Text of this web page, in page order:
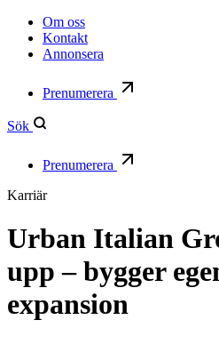
Om oss
Kontakt
Annonsera
Prenumerera
Sök
Prenumerera
Karriär
Urban Italian
upp – bygger
expansion